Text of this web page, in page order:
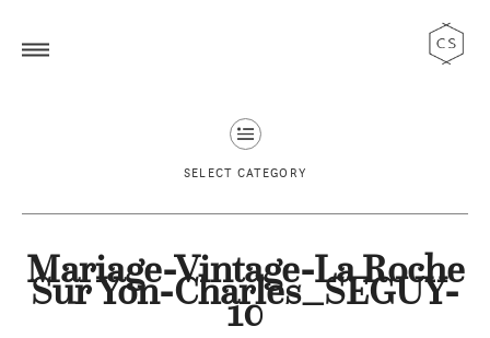
SELECT CATEGORY
Mariage-Vintage-La Roche
Sur Yon-Charles_SEGUY-
10